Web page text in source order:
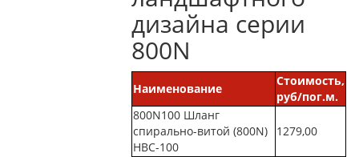
дизайна серии
800N
Наименование
Стоимость,
руб/пог.м.
800N100 Шланг
спирально-витой (800N)
НВС-100
1279,00